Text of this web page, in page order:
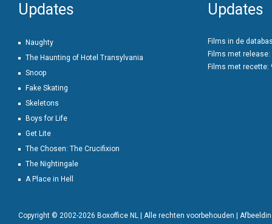
Updates
Naughty
The Haunting of Hotel Transylvania
Snoop
Fake Skating
Skeletons
Boys for Life
Get Lite
The Chosen: The Crucifixion
The Nightingale
A Place in Hell
Updates
Films in de
Films met release:
Films met recette:
Copyright © 2002-2026 Boxoffice NL | Alle rechten voorbehouden |